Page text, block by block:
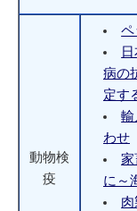
動物検
疫
ペ
病の
定す
輸
わせ
家
に～